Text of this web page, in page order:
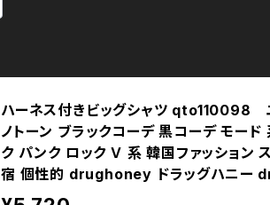
ハーネス付きビッグシャツ qto110098
ノトーン ブラックコーデ 黒コーデ モード
ク パンク ロック Ｖ 系 韓国ファッション
宿 個性的 drughoney ドラッグハニー